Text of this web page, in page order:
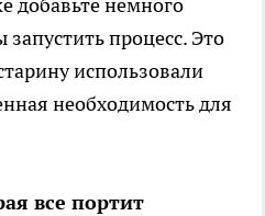
процесс. Это
использовали
необходимость для
все портит